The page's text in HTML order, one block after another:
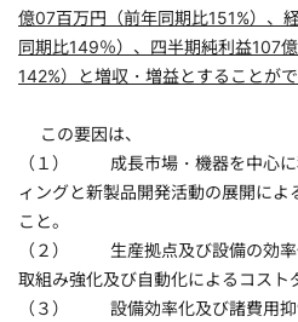
億07百万円（前年同期比151%）、
同期比149％）、四半期純利益107
142%）と増収・増益とすることがで
この要因は、
（１） 成長市場・機器を中心に
ィングと新製品開発活動の展開に
こと。
（２） 生産拠点及び設備の効率
取組み強化及び自動化によるコスト
（３） 設備効率化及び諸費用抑